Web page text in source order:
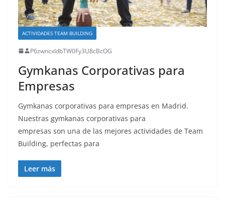
ACTIVIDADES TEAM BUILDING
P6zwncxIdbTW0Fy3U8cBcOG
Gymkanas Corporativas para
Empresas
Gymkanas corporativas para empresas en Madrid.
Nuestras gymkanas corporativas para
empresas son una de las mejores actividades de Team
Building, perfectas para
Leer más